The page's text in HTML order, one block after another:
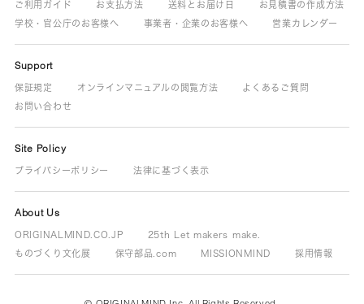
ご利用ガイド お支払方法 送料とお届け日
お見積書の作成方法
学校・官公庁のお客様へ
事業者・企業のお客様へ 営業カレンダー
Support
保証規定 オンラインマニュアルの閲覧方法
よくあるご質問
お問い合わせ
Site Policy
プライバシーポリシー 法律に基づく表示
About Us
ORIGINALMIND.CO.JP
25th Let makers make.
ものづくり文化展
保守部品.com MISSIONMIND 採用情報